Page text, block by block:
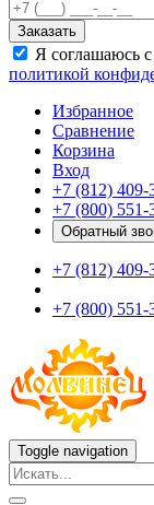
ПДД для
Входные
Ограждения
Для детей
Школам
Игровые
Тренажеры
Теннисные
Ограждения
Заказать
Я соглашаюсь с
политикой
Избранное
Сравнение
Корзина
Вход
+7 (812) 409-
+7 (800) 551-
Обратный
+7 (812) 409-
+7 (800) 551-
Toggle navigation